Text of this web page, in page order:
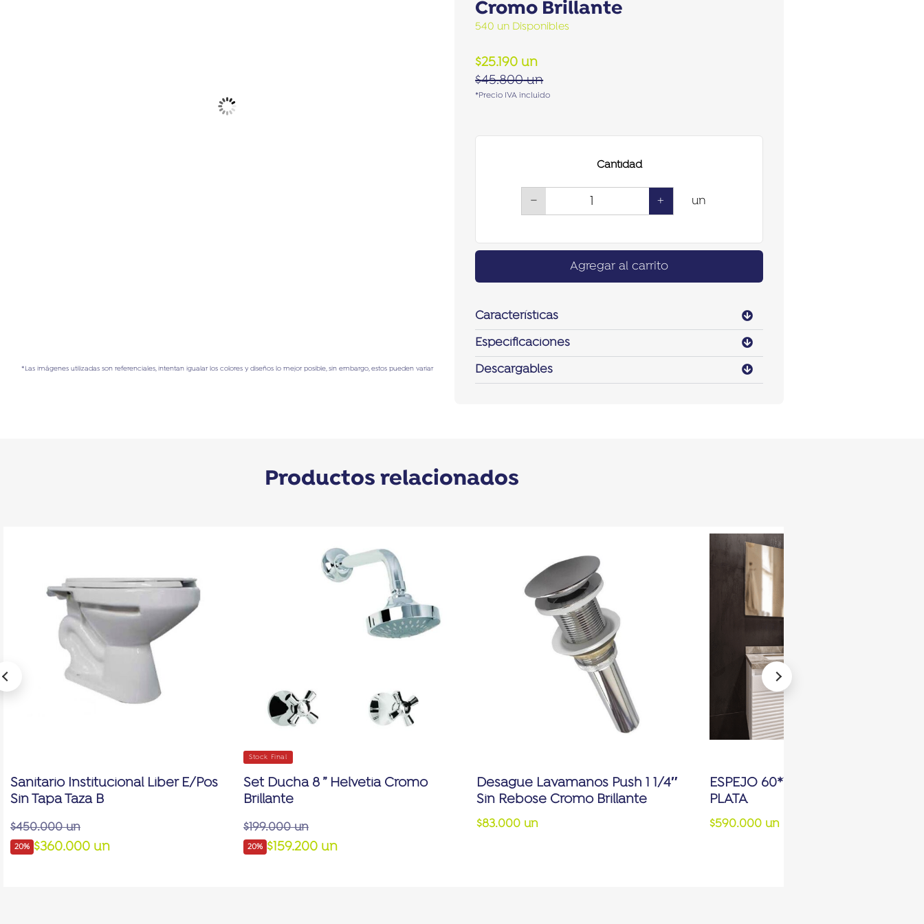
*Las imágenes utilizadas son referenciales, intentan igualar los colores y diseños lo mejor posible, sin embargo, estos pueden variar
Cromo Brillante
540 un Disponibles
$25.190 un
$45.800un
*Precio IVA incluido
Cantidad
− + un
Agregar al carrito
Características
Especificaciones
Descargables
Productos relacionados
Sanitario Institucional Liber E/Pos
Sin Tapa Taza B
$450.000 un
20% $360.000 un
Stock Final
Set Ducha 8 ” Helvetia Cromo
Brillante
$199.000 un
20% $159.200 un
Desague Lavamanos Push 1 1/4″
Sin Rebose Cromo Brillante
$83.000 un
ESPEJO 60*120CM SAHARA LED
PLATA
$590.000 un